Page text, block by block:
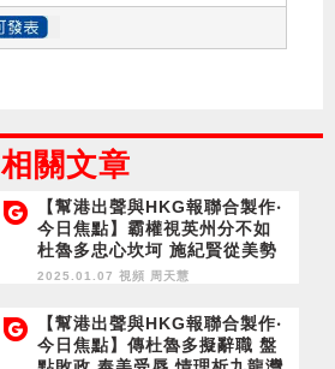
相關文章
【幫港出聲與HKG報聯合製作‧
今日焦點】霸權視英州分不如
杜魯多忠心坎坷 施紀賢從美勢
蝕入肉 管理斷層大問題 析香港
2025.01.07 視頻 周天慧
【幫港出聲與HKG報聯合製作‧
今日焦點】傳杜魯多擬辭職 盤